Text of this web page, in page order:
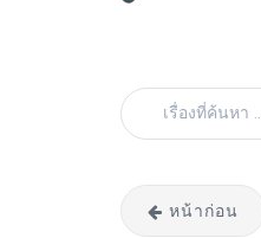
หน้าก่อน